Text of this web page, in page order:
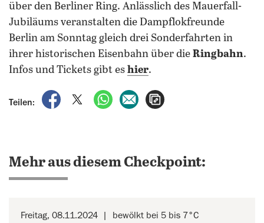
über den Berliner Ring. Anlässlich des Mauerfall-
Jubiläums veranstalten die Dampflokfreunde
Berlin am Sonntag gleich drei Sonderfahrten in
ihrer historischen Eisenbahn über die Ringbahn.
Infos und Tickets gibt es hier.
Teilen:
auf Facebook teilen
auf X teilenper WhatsApp teilen
per E-Mail teilen
Mehr aus diesem Checkpoint:
Freitag, 08.11.2024 bewölkt bei 5 bis 7°C